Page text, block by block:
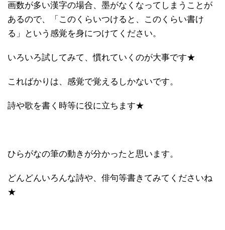
画数が多い漢字の場合、墨がなくなってしまうことが
あるので、「このくらいつけると、このくらい書け
る」という感覚を身につけてください。
いろいろ試してみて、慣れていくのが大事です★
こればかりは、感覚で覚えるしかないです。
詩や歌を書く時等に役に立ちます★
ひらがなの筆の動きが分かったと思います。
どんどんいろんな詩や、俳句等書きてみてくださいね
★